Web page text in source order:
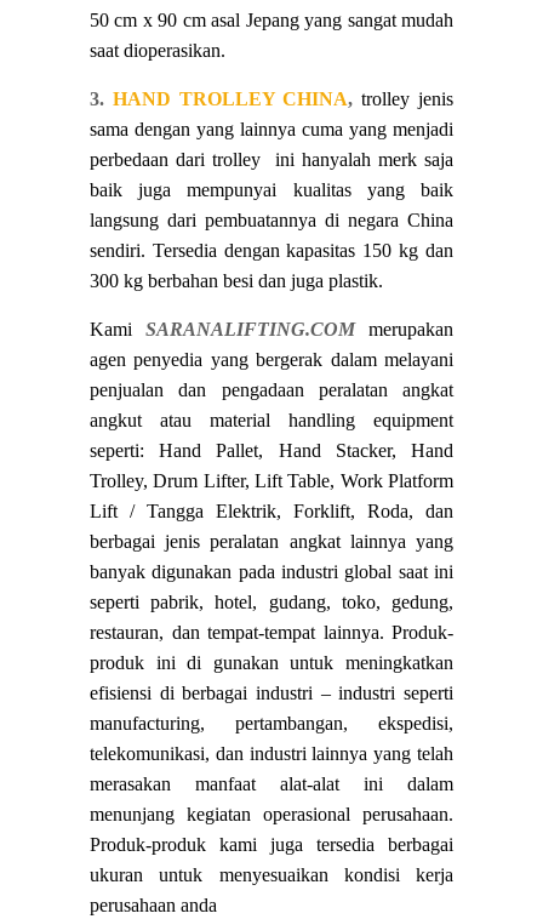
50 cm x 90 cm asal Jepang yang sangat mudah
saat dioperasikan.
3. HAND TROLLEY CHINA, trolley jenis
sama dengan yang lainnya cuma yang menjadi
perbedaan dari trolley ini hanyalah merk saja
baik juga mempunyai kualitas yang baik
langsung dari pembuatannya di negara China
sendiri. Tersedia dengan kapasitas 150 kg dan
300 kg berbahan besi dan juga plastik.
Kami SARANALIFTING.COM
merupakan
agen penyedia yang bergerak dalam melayani
penjualan dan pengadaan peralatan angkat
angkut atau material handling equipment
seperti: Hand Pallet, Hand Stacker, Hand
Trolley, Drum Lifter, Lift Table, Work Platform
Lift / Tangga Elektrik, Forklift, Roda, dan
berbagai jenis peralatan angkat lainnya yang
banyak digunakan pada industri global saat ini
seperti pabrik, hotel, gudang, toko, gedung,
restauran, dan tempat-tempat lainnya. Produk-
produk ini di gunakan untuk meningkatkan
efisiensi di berbagai industri – industri seperti
manufacturing, pertambangan, ekspedisi,
telekomunikasi, dan industri lainnya yang telah
merasakan manfaat alat-alat ini dalam
menunjang kegiatan operasional perusahaan.
Produk-produk kami juga tersedia berbagai
ukuran untuk menyesuaikan kondisi kerja
perusahaan anda